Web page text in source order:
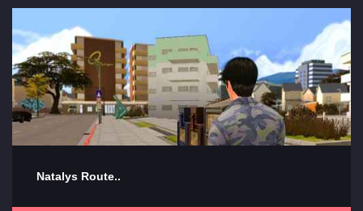
Natalys Route..